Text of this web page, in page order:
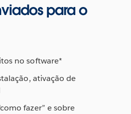
para o
no software*
ativação de
fazer” e sobre